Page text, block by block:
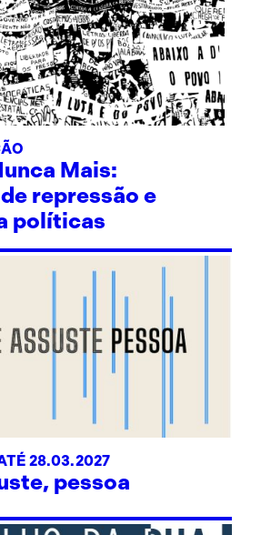
Mais:
repressão e
políticas
28.03.2027
pessoa